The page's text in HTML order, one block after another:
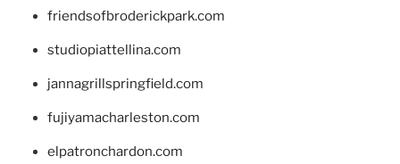
friendsofbroderickpark.com
studiopiattellina.com
jannagrillspringfield.com
fujiyamacharleston.com
elpatronchardon.com